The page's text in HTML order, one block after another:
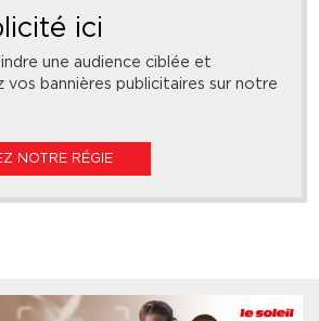
ici
une audience ciblée et
vos bannières publicitaires sur notre
NOTRE RÉGIE